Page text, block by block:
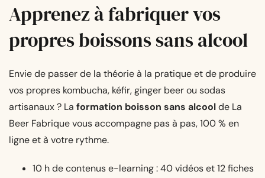
Apprenez à fabriquer vos
propres boissons sans alcool
Envie de passer de la théorie à la pratique et de produire
vos propres kombucha, kéfir, ginger beer ou sodas
artisanaux ? La formation boisson sans alcool de La
Beer Fabrique vous accompagne pas à pas, 100 % en
ligne et à votre rythme.
10 h de contenus e-learning : 40 vidéos et 12 fiches